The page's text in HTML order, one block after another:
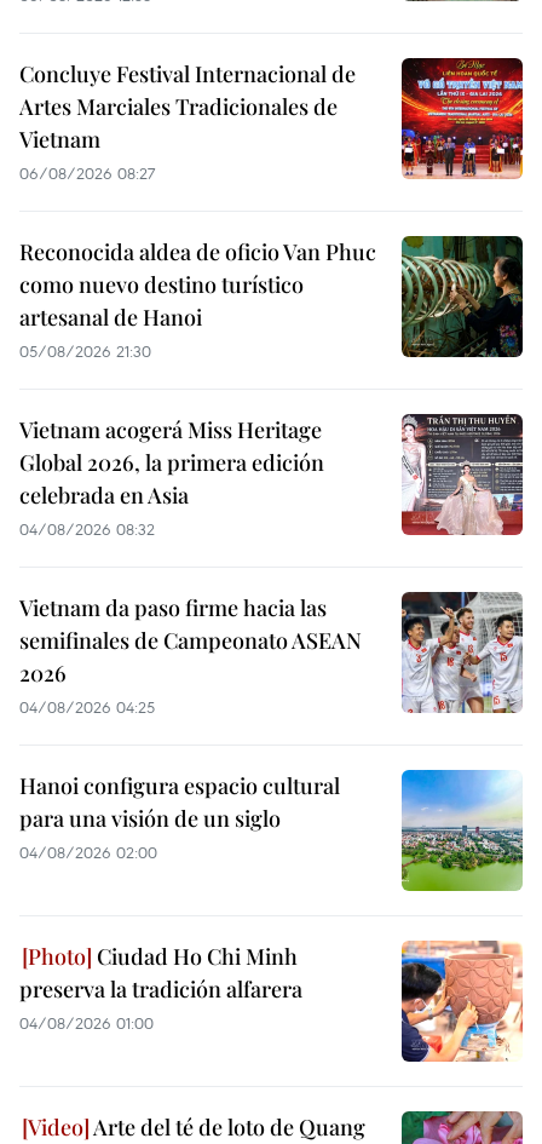
Concluye Festival Internacional de
Artes Marciales Tradicionales de
Vietnam
06/08/2026 08:27
Reconocida aldea de oficio Van Phuc
como nuevo destino turístico
artesanal de Hanoi
05/08/2026 21:30
Vietnam acogerá Miss Heritage
Global 2026, la primera edición
celebrada en Asia
04/08/2026 08:32
Vietnam da paso firme hacia las
semifinales de Campeonato ASEAN
2026
04/08/2026 04:25
Hanoi configura espacio cultural
para una visión de un siglo
04/08/2026 02:00
Ciudad Ho Chi Minh
preserva la tradición alfarera
04/08/2026 01:00
Arte del té de loto de Quang